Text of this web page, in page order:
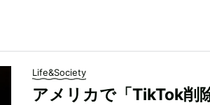
Life&Society
アメリカで「TikTok削